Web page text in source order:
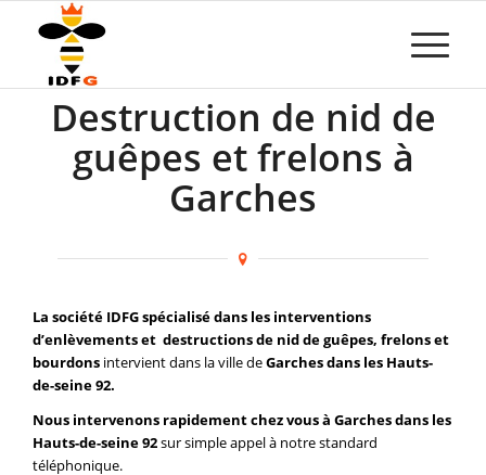
Destruction de nid de
guêpes et frelons à
Garches
La société IDFG spécialisé dans les interventions
d’enlèvements et destructions de nid de guêpes, frelons et
bourdons intervient dans la ville deGarches dans les Hauts-
de-seine 92.
Nous intervenons rapidement chez vous à Garches dans les
Hauts-de-seine 92sur simple appel à notre standard
téléphonique.